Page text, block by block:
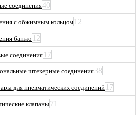
соединения40
с обжимным кольцом 12
банжо 12
соединения 17
штекерные соединения38
для пневматических соединений17
клапаны71